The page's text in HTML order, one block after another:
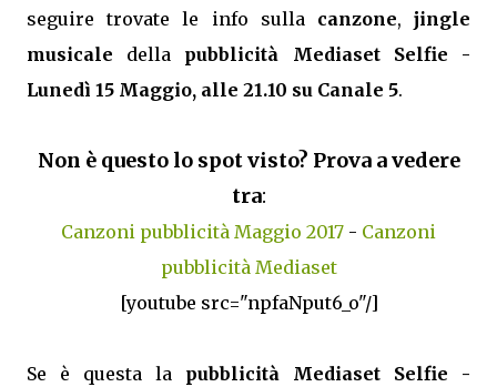
seguire trovate le info sulla canzone,jingle
musicale della pubblicità Mediaset Selfie -
Lunedì 15 Maggio, alle 21.10 su Canale 5.
Non è questo lo spot visto? Prova a vedere
tra:
Canzoni pubblicità Maggio 2017 - Canzoni
pubblicità Mediaset
[youtube src="npfaNput6_o"/]
Se è questa la pubblicità Mediaset Selfie -